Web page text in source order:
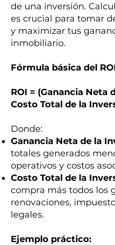
de una inversión.
es crucial para tomar
y maximizar tus
inmobiliario.
Fórmula básica del
ROI = (Ganancia Neta
Costo Total de la
Donde:
Ganancia Neta de la
totales generados
operativos y costos
Costo Total de la
compra más todos los
renovaciones,
legales.
Ejemplo práctico: